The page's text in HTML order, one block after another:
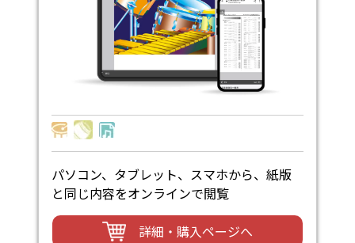
パソコン、タブレット、スマホから、紙版
と同じ内容をオンラインで閲覧
詳細・購入ページへ